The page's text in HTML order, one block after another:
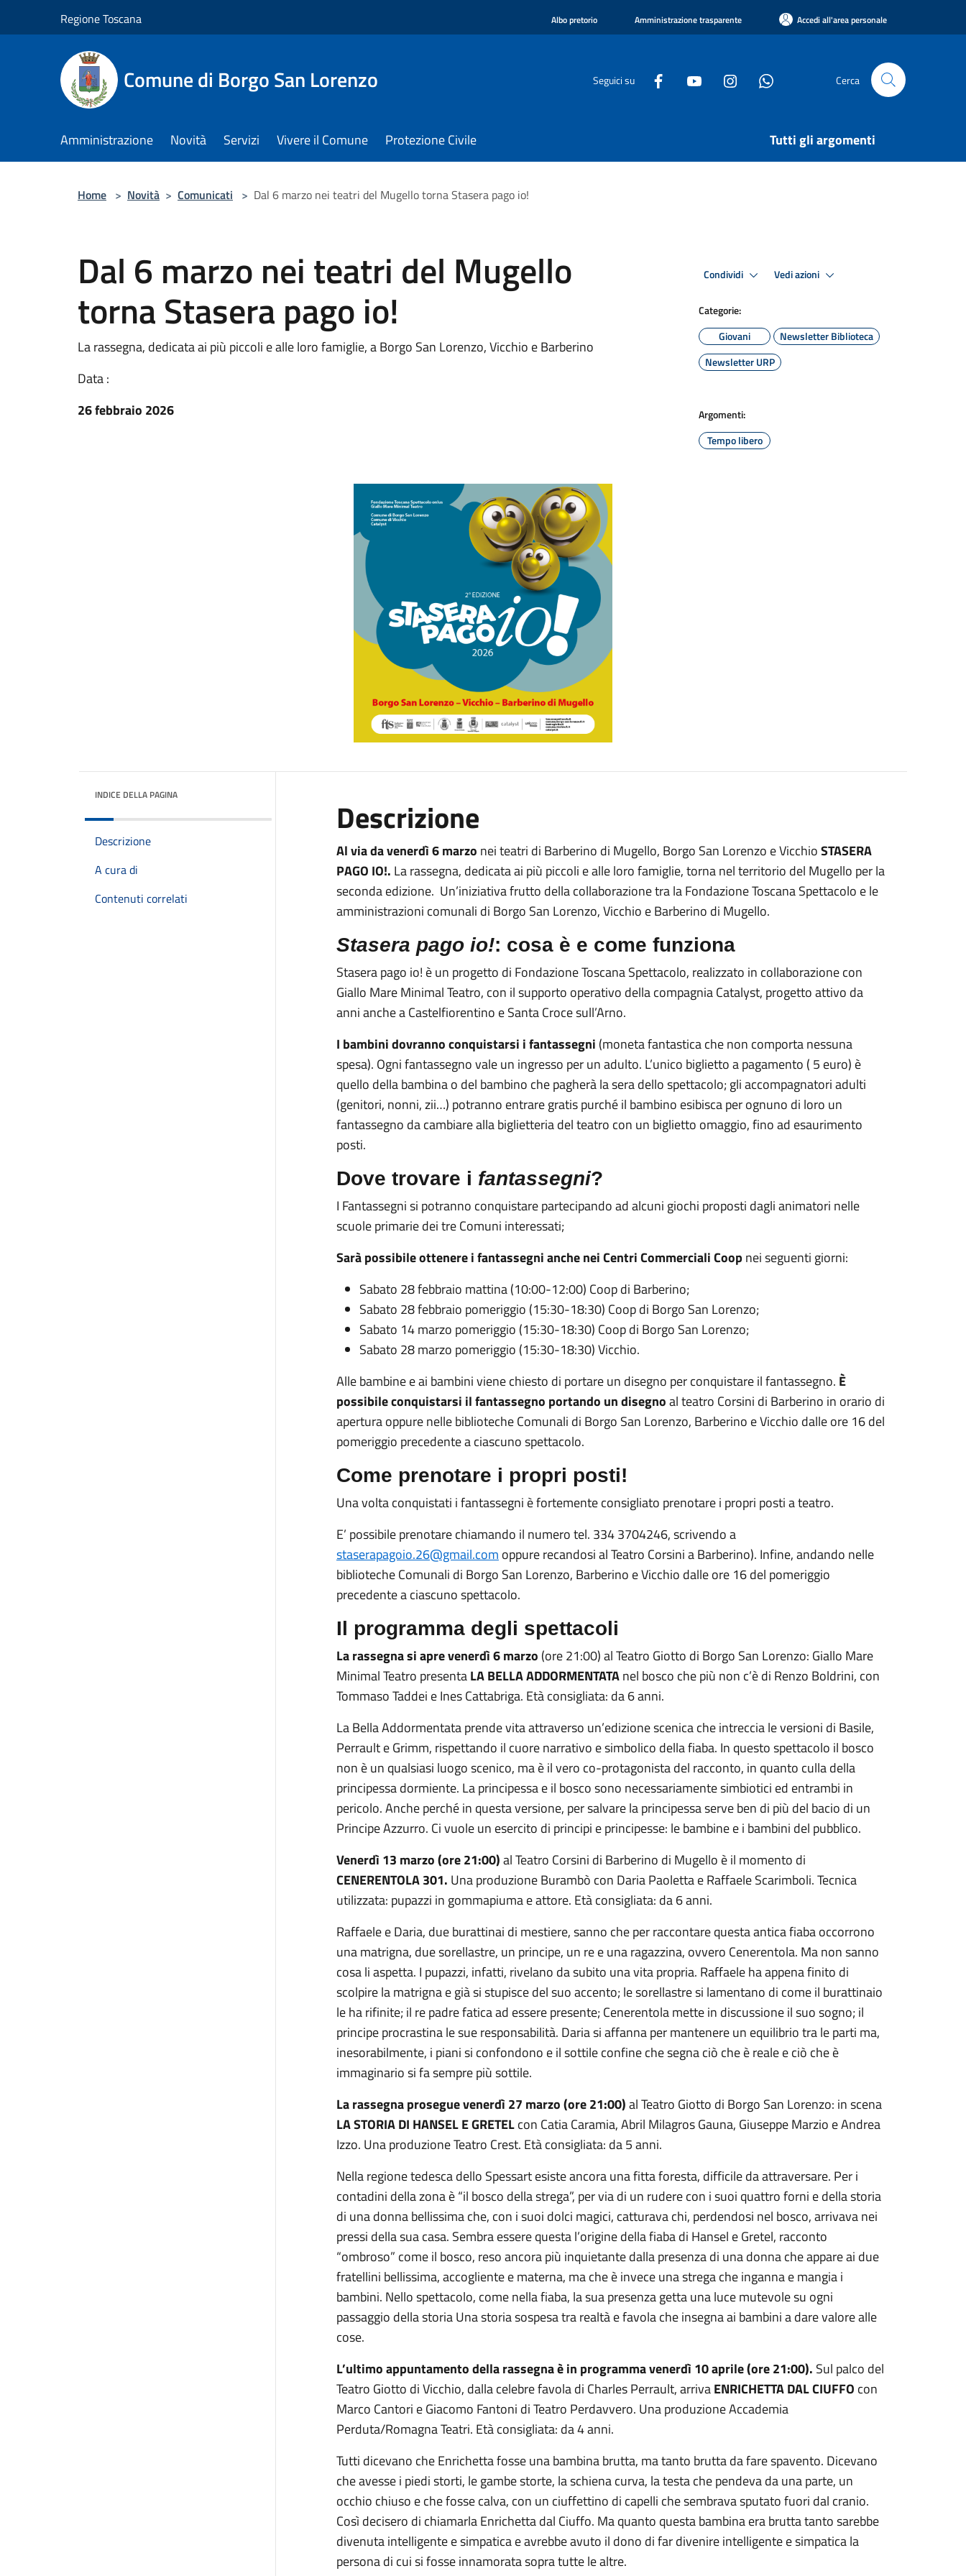
Regione Toscana Albo pretorio Amministrazione trasparente Accedi all'area personale
Comune di Borgo San Lorenzo Seguici su Cerca
Amministrazione Novità Servizi Vivere il Comune Protezione Civile Tutti gli argomenti
Home > Novità > Comunicati > Dal 6 marzo nei teatri del Mugello torna Stasera pago io!
Dal 6 marzo nei teatri del Mugello
torna Stasera pago io!
La rassegna, dedicata ai più piccoli e alle loro famiglie, a Borgo San Lorenzo, Vicchio e Barberino
Data :
26 febbraio 2026
Condividi Vedi azioni
Categorie:
Giovani
Newsletter Biblioteca
Newsletter URP
Argomenti:
Tempo libero
INDICE DELLA PAGINA
Descrizione
A cura di
Contenuti correlati
Descrizione
Al viada venerdì 6 marzo nei teatri di Barberino di Mugello, Borgo San Lorenzo e VicchioSTASERA
PAGO IO!. La rassegna, dedicata ai più piccoli e alle loro famiglie, torna nel territorio del Mugello per la
seconda edizione. Un’iniziativa frutto della collaborazione tra la Fondazione Toscana Spettacolo e le
amministrazioni comunali di Borgo San Lorenzo, Vicchio e Barberino di Mugello.
Stasera pago io!: cosa è e come funziona
Stasera pago io! è un progetto di Fondazione Toscana Spettacolo, realizzato in collaborazione con
Giallo Mare Minimal Teatro, con il supporto operativo della compagnia Catalyst, progetto attivo da
anni anche a Castelfiorentino e Santa Croce sull’Arno.
I bambini dovranno conquistarsi i fantassegni (moneta fantastica che non comporta nessuna
spesa). Ogni fantassegno vale un ingresso per un adulto. L’unico biglietto a pagamento ( 5 euro) è
quello della bambina o del bambino che pagherà la sera dello spettacolo; gli accompagnatori adulti
(genitori, nonni, zii…) potranno entrare gratis purché il bambino esibisca per ognuno di loro un
fantassegno da cambiare alla biglietteria del teatro con un biglietto omaggio, fino ad esaurimento
posti.
Dove trovare i fantassegni?
I Fantassegni si potranno conquistare partecipando ad alcuni giochi proposti dagli animatori nelle
scuole primarie dei tre Comuni interessati;
Sarà possibile ottenere i fantassegni anche nei Centri Commerciali Coop nei seguenti giorni:
Sabato 28 febbraio mattina (10:00-12:00) Coop di Barberino;
Sabato 28 febbraio pomeriggio (15:30-18:30) Coop di Borgo San Lorenzo;
Sabato 14 marzo pomeriggio (15:30-18:30) Coop di Borgo San Lorenzo;
Sabato 28 marzo pomeriggio (15:30-18:30) Vicchio.
Alle bambine e ai bambini viene chiesto di portare un disegno per conquistare il fantassegno. È
possibile conquistarsi il fantassegno portando un disegnoal teatro Corsini di Barberino in orario di
apertura oppure nelle biblioteche Comunali di Borgo San Lorenzo, Barberino e Vicchio dalle ore 16 del
pomeriggio precedente a ciascuno spettacolo.
Come prenotare i propri posti!
Una volta conquistati i fantassegni è fortemente consigliato prenotare i propri posti a teatro.
E’ possibile prenotare chiamando il numero tel. 334 3704246, scrivendo a
staserapagoio.26@gmail.com oppure recandosi al Teatro Corsini a Barberino). Infine, andando nelle
biblioteche Comunali di Borgo San Lorenzo, Barberino e Vicchio dalle ore 16 del pomeriggio
precedente a ciascuno spettacolo.
Il programma degli spettacoli
La rassegna si apre venerdì 6 marzo (ore 21:00) al Teatro Giotto di Borgo San Lorenzo: Giallo Mare
Minimal Teatro presentaLA BELLA ADDORMENTATAnel bosco che più non c’è di Renzo Boldrini, con
Tommaso Taddei e Ines Cattabriga. Età consigliata: da 6 anni.
La Bella Addormentata prende vita attraverso un’edizione scenica che intreccia le versioni di Basile,
Perrault e Grimm, rispettando il cuore narrativo e simbolico della fiaba. In questo spettacolo il bosco
non è un qualsiasi luogo scenico, ma è il vero co-protagonista del racconto, in quanto culla della
principessa dormiente. La principessa e il bosco sono necessariamente simbiotici ed entrambi in
pericolo. Anche perché in questa versione, per salvare la principessa serve ben di più del bacio di un
Principe Azzurro. Ci vuole un esercito di principi e principesse: le bambine e i bambini del pubblico.
Venerdì 13 marzo (ore 21:00)al Teatro Corsini di Barberino di Mugello è il momento di
CENERENTOLA 301. Una produzione Burambò con Daria Paoletta e Raffaele Scarimboli. Tecnica
utilizzata: pupazzi in gommapiuma e attore. Età consigliata: da 6 anni.
Raffaele e Daria, due burattinai di mestiere, sanno che per raccontare questa antica fiaba occorrono
una matrigna, due sorellastre, un principe, un re e una ragazzina, ovvero Cenerentola. Ma non sanno
cosa li aspetta. I pupazzi, infatti, rivelano da subito una vita propria. Raffaele ha appena finito di
scolpire la matrigna e già si stupisce del suo accento; le sorellastre si lamentano di come il burattinaio
le ha rifinite; il re padre fatica ad essere presente; Cenerentola mette in discussione il suo sogno; il
principe procrastina le sue responsabilità. Daria si affanna per mantenere un equilibrio tra le parti ma,
inesorabilmente, i piani si confondono e il sottile confine che segna ciò che è reale e ciò che è
immaginario si fa sempre più sottile.
La rassegna prosegue venerdì 27 marzo (ore 21:00)al Teatro Giotto di Borgo San Lorenzo: in scena
LA STORIA DI HANSEL E GRETELcon Catia Caramia, Abril Milagros Gauna, Giuseppe Marzio e Andrea
Izzo. Una produzione Teatro Crest. Età consigliata: da 5 anni.
Nella regione tedesca dello Spessart esiste ancora una fitta foresta, difficile da attraversare. Per i
contadini della zona è “il bosco della strega”, per via di un rudere con i suoi quattro forni e della storia
di una donna bellissima che, con i suoi dolci magici, catturava chi, perdendosi nel bosco, arrivava nei
pressi della sua casa. Sembra essere questa l’origine della fiaba di Hansel e Gretel, racconto
“ombroso” come il bosco, reso ancora più inquietante dalla presenza di una donna che appare ai due
fratellini bellissima, accogliente e materna, ma che è invece una strega che inganna e mangia i
bambini. Nello spettacolo, come nella fiaba, la sua presenza getta una luce mutevole su ogni
passaggio della storia Una storia sospesa tra realtà e favola che insegna ai bambini a dare valore alle
cose.
L’ultimo appuntamento della rassegna è in programma venerdì 10 aprile (ore 21:00). Sul palco del
Teatro Giotto di Vicchio, dalla celebre favola di Charles Perrault, arrivaENRICHETTA DAL CIUFFO con
Marco Cantori e Giacomo Fantoni di Teatro Perdavvero. Una produzione Accademia
Perduta/Romagna Teatri. Età consigliata: da 4 anni.
Tutti dicevano che Enrichetta fosse una bambina brutta, ma tanto brutta da fare spavento. Dicevano
che avesse i piedi storti, le gambe storte, la schiena curva, la testa che pendeva da una parte, un
occhio chiuso e che fosse calva, con un ciuffettino di capelli che sembrava sputato fuori dal cranio.
Così decisero di chiamarla Enrichetta dal Ciuffo. Ma quanto questa bambina era brutta tanto sarebbe
divenuta intelligente e simpatica e avrebbe avuto il dono di far divenire intelligente e simpatica la
persona di cui si fosse innamorata sopra tutte le altre.